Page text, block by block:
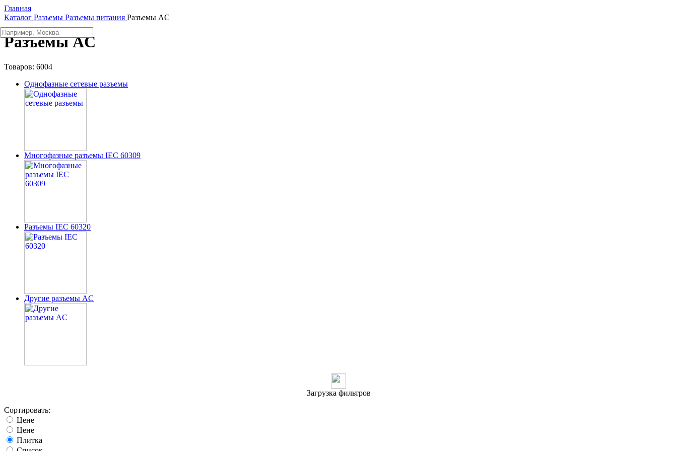
Главная
Каталог Разъeмы Разъeмы питания Разъeмы AC
Разъeмы AC
Товаров: 6004
Однофазные сетевые разъемы
Многофазные разъемы IEC 60309
Разъемы IEC 60320
Другие разъемы AC
Загрузка фильтров
Сортировать:
Цене
Цене
Плитка